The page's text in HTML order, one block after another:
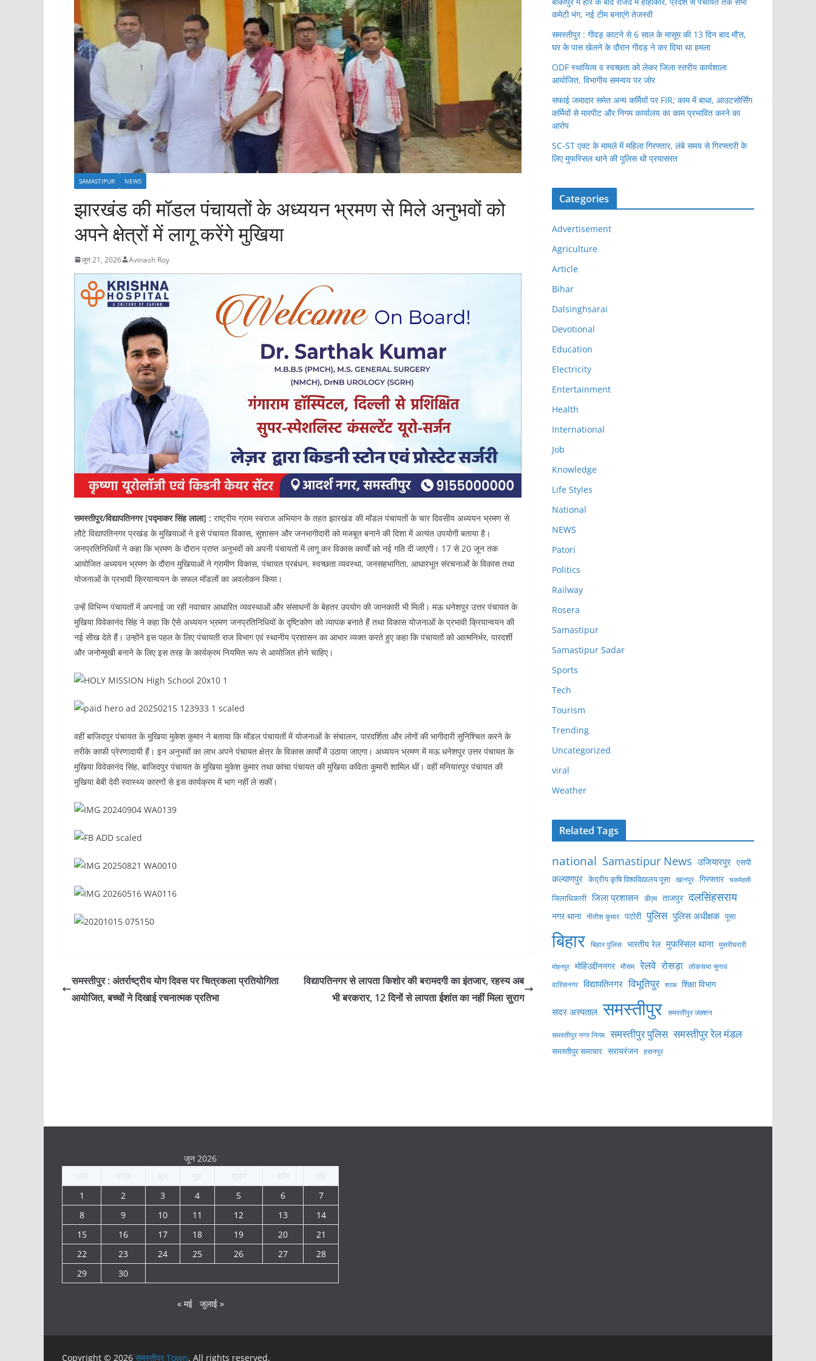
SAMASTIPUR NEWS
झारखंड की मॉडल पंचायतों के अध्ययन भ्रमण से मिले अनुभवों को
अपने क्षेत्रों में लागू करेंगे मुखिया
जून 21, 2026 Avinash Roy
समस्तीपुर/विद्यापतिनगर [पद्माकर सिंह लाला] : राष्ट्रीय ग्राम स्वराज अभियान के तहत झारखंड की मॉडल पंचायतों के चार दिवसीय अध्ययन भ्रमण से
लौटे विद्यापतिनगर प्रखंड के मुखियाओं ने इसे पंचायत विकास, सुशासन और जनभागीदारी को मजबूत बनाने की दिशा में अत्यंत उपयोगी बताया है।
जनप्रतिनिधियों ने कहा कि भ्रमण के दौरान प्राप्त अनुभवों को अपनी पंचायतों में लागू कर विकास कार्यों को नई गति दी जाएगी। 17 से 20 जून तक
आयोजित अध्ययन भ्रमण के दौरान मुखियाओं ने ग्रामीण विकास, पंचायत प्रबंधन, स्वच्छता व्यवस्था, जनसहभागिता, आधारभूत संरचनाओं के विकास तथा
योजनाओं के प्रभावी क्रियान्वयन के सफल मॉडलों का अवलोकन किया।
उन्हें विभिन्न पंचायतों में अपनाई जा रही नवाचार आधारित व्यवस्थाओं और संसाधनों के बेहतर उपयोग की जानकारी भी मिली। मऊ धनेशपुर उत्तर पंचायत के
मुखिया विवेकानंद सिंह ने कहा कि ऐसे अध्ययन भ्रमण जनप्रतिनिधियों के दृष्टिकोण को व्यापक बनाते हैं तथा विकास योजनाओं के प्रभावी क्रियान्वयन की
नई सीख देते हैं। उन्होंने इस पहल के लिए पंचायती राज विभाग एवं स्थानीय प्रशासन का आभार व्यक्त करते हुए कहा कि पंचायतों को आत्मनिर्भर, पारदर्शी
और जनोन्मुखी बनाने के लिए इस तरह के कार्यक्रम नियमित रूप से आयोजित होने चाहिए।
वहीं बाजिदपुर पंचायत के मुखिया मुकेश कुमार ने बताया कि मॉडल पंचायतों में योजनाओं के संचालन, पारदर्शिता और लोगों की भागीदारी सुनिश्चित करने के
तरीके काफी प्रेरणादायी हैं। इन अनुभवों का लाभ अपने पंचायत क्षेत्र के विकास कार्यों में उठाया जाएगा। अध्ययन भ्रमण में मऊ धनेशपुर उत्तर पंचायत के
मुखिया विवेकानंद सिंह, बाजिदपुर पंचायत के मुखिया मुकेश कुमार तथा कांचा पंचायत की मुखिया कविता कुमारी शामिल थीं। वहीं मनियारपुर पंचायत की
मुखिया बेबी देवी स्वास्थ्य कारणों से इस कार्यक्रम में भाग नहीं ले सकीं।
समस्तीपुर : अंतर्राष्ट्रीय योग दिवस पर चित्रकला प्रतियोगिता
आयोजित, बच्चों ने दिखाई रचनात्मक प्रतिभा
विद्यापतिनगर से लापता किशोर की बरामदगी का इंतजार, रहस्य अब
भी बरकरार, 12 दिनों से लापता ईशांत का नहीं मिला सुराग
कमेटी भंग, नई टीम बनाएंगे तेजस्वी
समस्तीपुर : गीदड़ काटने से 6 साल के मासूम की 13 दिन बाद मौ’त,
घर के पास खेलने के दौरान गीदड़ ने कर दिया था हमला
ODF स्थायित्व व स्वच्छता को लेकर जिला स्तरीय कार्यशाला
आयोजित, विभागीय समन्वय पर जोर
सफाई जमादार समेत अन्य कर्मियों पर FIR; काम में बाधा, आउटसोर्सिंग
कर्मियों से मारपीट और निगम कार्यालय का काम प्रभावित करने का
आरोप
SC-ST एक्ट के मामले में महिला गिरफ्तार, लंबे समय से गिरफ्तारी के
लिए मुफस्सिल थाने की पुलिस थी प्रयासरत
Categories
Advertisement
Agriculture
Article
Bihar
Dalsinghsarai
Devotional
Education
Electricity
Entertainment
Health
International
Job
Knowledge
Life Styles
National
NEWS
Patori
Politics
Railway
Rosera
Samastipur
Samastipur Sadar
Sports
Tech
Tourism
Trending
Uncategorized
viral
Weather
Related Tags
national Samastipur News उजियारपुर एसपी
कल्याणपुर केंद्रीय कृषि विश्वविद्यालय पूसा खानपुर गिरफ्तार चकमेहसी
जिलाधिकारी जिला प्रशासन डीएम ताजपुर दलसिंहसराय
नगर थाना नीतीश कुमार पटोरी पुलिस पुलिस अधीक्षक पूसा
बिहार बिहार पुलिस भारतीय रेल मुफस्सिल थाना मुसरीघरारी
मोहनपुर मोहिउद्दीननगर मौसम रेलवे रोसड़ा लोकसभा चुनाव
वारिसनगर विद्यापतिनगर विभूतिपुर शराब शिक्षा विभाग
सदर अस्पताल समस्तीपुर समस्तीपुर जंक्शन
समस्तीपुर नगर निगम समस्तीपुर पुलिस समस्तीपुर रेल मंडल
समस्तीपुर समाचार सरायरंजन हसनपुर
जून 2026
1
2 3 4 5 6
7
8
9 10 11 12 13
14
15
16 17 18 19 20
21
22
23 24 25 26 27
28
29
30
« मई जुलाई »
Copyright © 2026 समस्तीपुर Town. All rights reserved.